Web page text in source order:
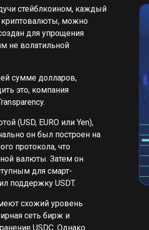
стейблкоином, каждый
криптовалюты, можно
для упрощения
не волатильной
сумме долларов,
это, компания
(USD, EURO или Yen),
он был построен на
протокола, что
валюты. Затем он
для смарт-
поддержку USDT.
схожий уровень
сеть бирж и
USDC. Однако